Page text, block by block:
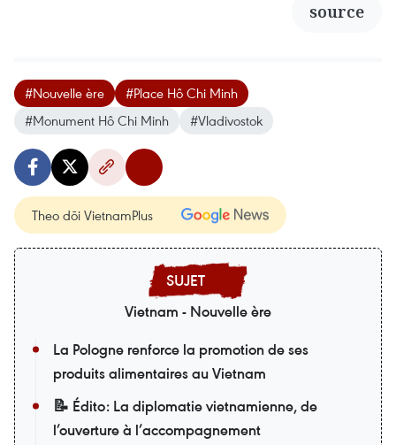
source
#Nouvelle ère
#Place Hô Chi Minh
#Monument Hô Chi Minh
#Vladivostok
Theo dõi VietnamPlus
Vietnam - Nouvelle ère
La Pologne renforce la promotion de ses
produits alimentaires au Vietnam
📝 Édito: La diplomatie vietnamienne, de
l’ouverture à l’accompagnement